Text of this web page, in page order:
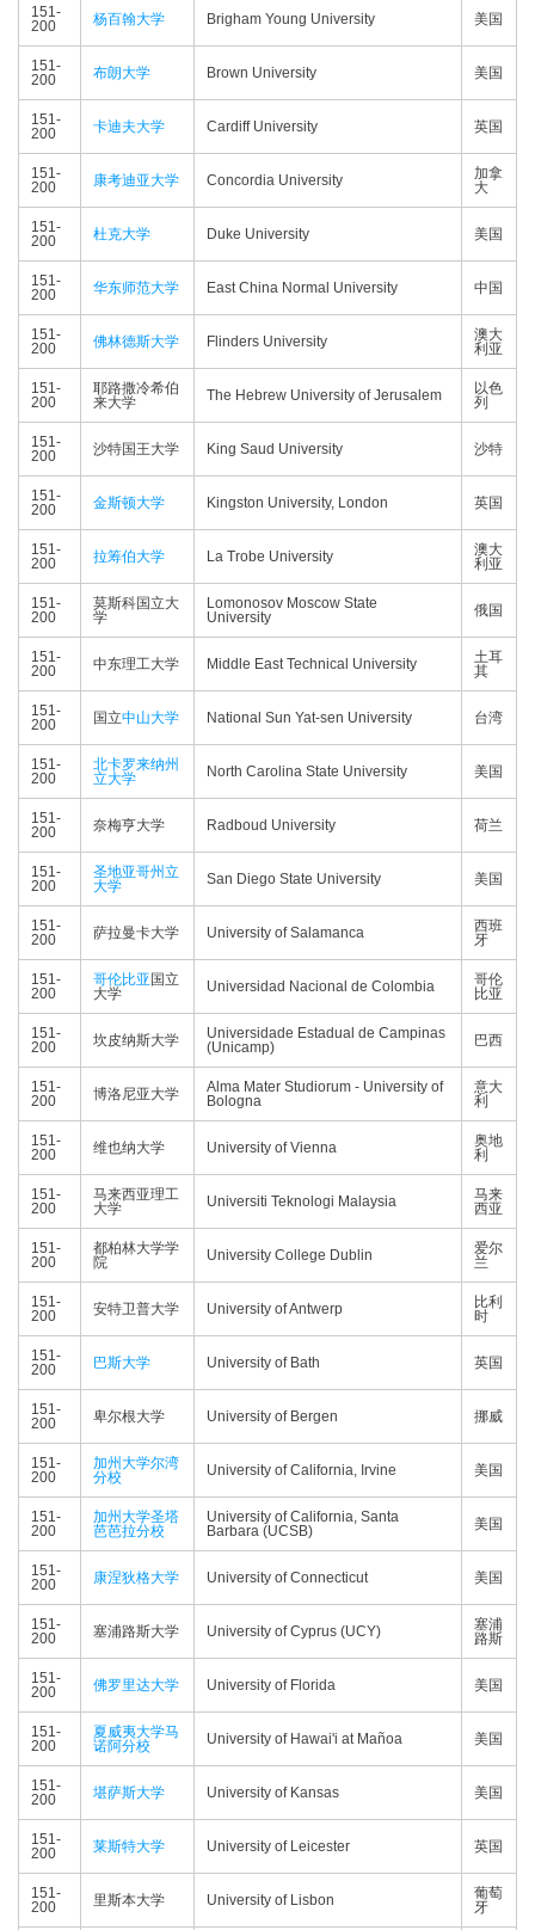
151-
200
杨百翰大学 Brigham Young University 美国
151-
200
布朗大学 Brown University 美国
151-
200
卡迪夫大学 Cardiff University 英国
151-
200
康考迪亚大学 Concordia University
加拿
大
151-
200
杜克大学 Duke University 美国
151-
200
华东师范大学 East China Normal University 中国
151-
200
佛林德斯大学 Flinders University
澳大
利亚
151-
200
耶路撒冷希伯
来大学
The Hebrew University of Jerusalem
以色
列
151-
200
沙特国王大学 King Saud University 沙特
151-
200
金斯顿大学 Kingston University, London 英国
151-
200
拉筹伯大学 La Trobe University
澳大
利亚
151-
200
莫斯科国立大
学
Lomonosov Moscow State
University
俄国
151-
200
中东理工大学 Middle East Technical University
土耳
其
151-
200
国立中山大学 National Sun Yat-sen University 台湾
151-
200
北卡罗来纳州
立大学
North Carolina State University 美国
151-
200
奈梅亨大学 Radboud University 荷兰
151-
200
圣地亚哥州立
大学
San Diego State University 美国
151-
200
萨拉曼卡大学 University of Salamanca
西班
牙
151-
200
哥伦比亚 国立
大学
Universidad Nacional de Colombia
哥伦
比亚
151-
200
坎皮纳斯大学
Universidade Estadual de Campinas
(Unicamp)
巴西
151-
200
博洛尼亚大学
Alma Mater Studiorum - University of
Bologna
意大
利
151-
200
维也纳大学 University of Vienna
奥地
利
151-
200
马来西亚理工
大学
Universiti Teknologi Malaysia
马来
西亚
151-
200
都柏林大学学
院
University College Dublin
爱尔
兰
151-
200
安特卫普大学 University of Antwerp
比利
时
151-
200
巴斯大学 University of Bath 英国
151-
200
卑尔根大学 University of Bergen 挪威
151-
200
加州大学尔湾
分校
University of California, Irvine 美国
151-
200
加州大学圣塔
芭芭拉分校
University of California, Santa
Barbara (UCSB)
美国
151-
200
康涅狄格大学 University of Connecticut 美国
151-
200
塞浦路斯大学 University of Cyprus (UCY)
塞浦
路斯
151-
200
佛罗里达大学 University of Florida 美国
151-
200
夏威夷大学马
诺阿分校
University of Hawai'i at Mañoa 美国
151-
200
堪萨斯大学 University of Kansas 美国
151-
200
莱斯特大学 University of Leicester 英国
151-
200
里斯本大学 University of Lisbon
葡萄
牙